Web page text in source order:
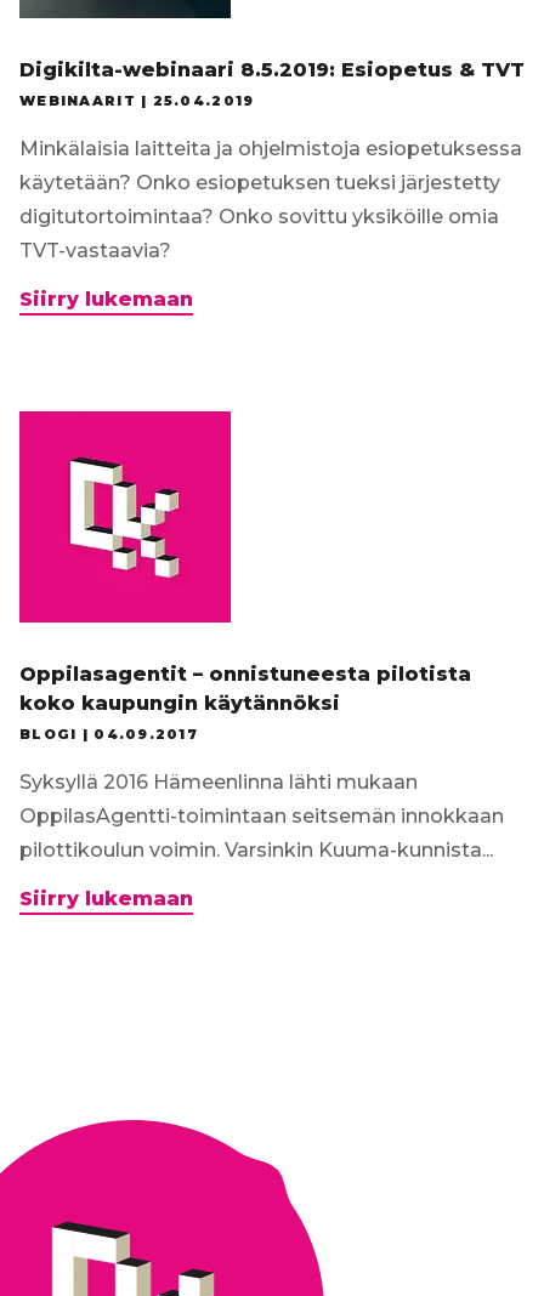
Digikilta-webinaari 8.5.2019: Esiopetus & TVT
WEBINAARIT | 25.04.2019
Minkälaisia laitteita ja ohjelmistoja esiopetuksessa
käytetään? Onko esiopetuksen tueksi järjestetty
digitutortoimintaa? Onko sovittu yksiköille omia
TVT-vastaavia?
Siirry lukemaan
&
Oppilasagentit – onnistuneesta pilotista
koko kaupungin käytännöksi
BLOGI | 04.09.2017
Syksyllä 2016 Hämeenlinna lähti mukaan
OppilasAgentti-toimintaan seitsemän innokkaan
pilottikoulun voimin. Varsinkin Kuuma-kunnista...
Siirry lukemaan